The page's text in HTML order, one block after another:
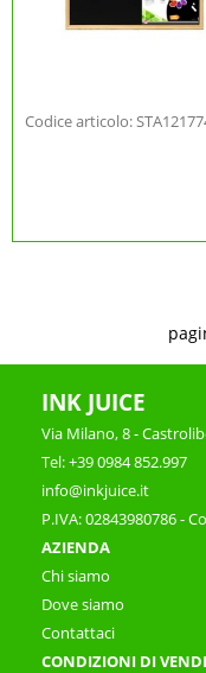
Codice articolo:
INK JUICE
Via Milano, 8 -
Tel: +39 0984 852.997
info@inkjuice.it
P.IVA: 02843980786 -
AZIENDA
Chi siamo
Dove siamo
Contattaci
CONDIZIONI DI